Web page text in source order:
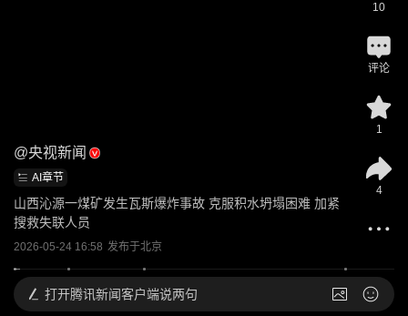
@央视新闻
AI章节
山西沁源一煤矿发生瓦斯爆炸事故 克服积水坍塌困难 加紧
搜救失联人员
2026-05-24 16:58 发布于北京
10
评论
1
4
打开腾讯新闻客户端说两句